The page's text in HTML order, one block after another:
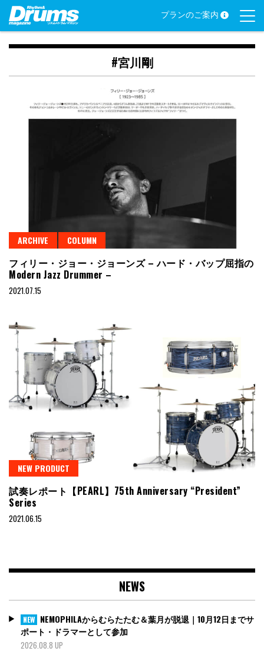
Skip
content
プランのご案内
#宮川剛
ARCHIVE COLUMN
フィリー・ジョー・ジョーンズ – ハード・バップ屈指の
Modern Jazz Drummer –
2021.07.15
NEW PRODUCT
試奏レポート【PEARL】75th Anniversary “President”
Series
2021.06.15
NEWS
NEW NEMOPHILAからむらたたむ＆葉月が脱退｜10月12日までサ
ポート・ドラマーとして参加
2026.08.8 UP